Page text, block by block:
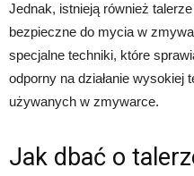
Jednak, istnieją również
bezpieczne do mycia w
specjalne techniki, które
odporny na działanie wysokiej
używanych w zmywarce.
Jak dbać o